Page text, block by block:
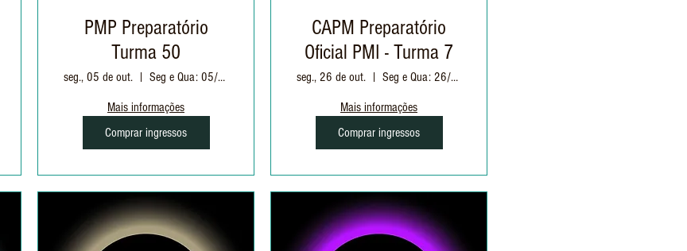
PMP Preparatório
Turma 50
seg., 05 de out. Seg e Qua: 05/10 à 11/11 | 19h às 22h30
Mais informações
Comprar ingressos
CAPM Preparatório
Oficial PMI - Turma 7
seg., 26 de out. Seg e Qua: 26/10 à 23/11 | 19h as 22h30
Mais informações
Comprar ingressos